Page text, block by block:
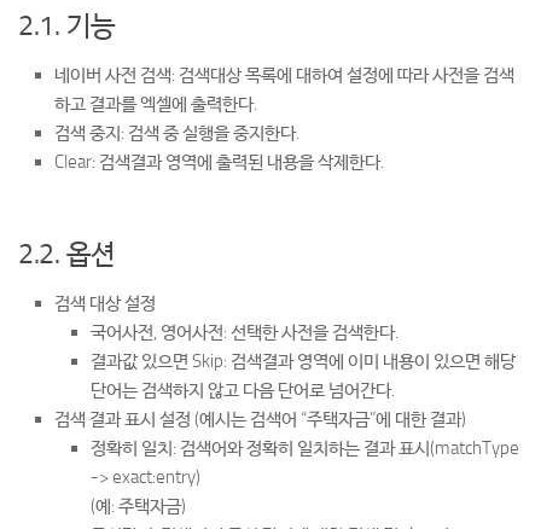
2.1. 기능
네이버 사전 검색: 검색대상 목록에 대하여 설정에 따라 사전을 검색
하고 결과를 엑셀에 출력한다.
검색 중지: 검색 중 실행을 중지한다.
Clear: 검색결과 영역에 출력된 내용을 삭제한다.
2.2. 옵션
검색 대상 설정
국어사전, 영어사전: 선택한 사전을 검색한다.
결과값 있으면 Skip: 검색결과 영역에 이미 내용이 있으면 해당
단어는 검색하지 않고 다음 단어로 넘어간다.
검색 결과 표시 설정 (예시는 검색어 “주택자금”에 대한 결과)
정확히 일치: 검색어와 정확히 일치하는 결과 표시(matchType
-> exact:entry)
(예: 주택자금)